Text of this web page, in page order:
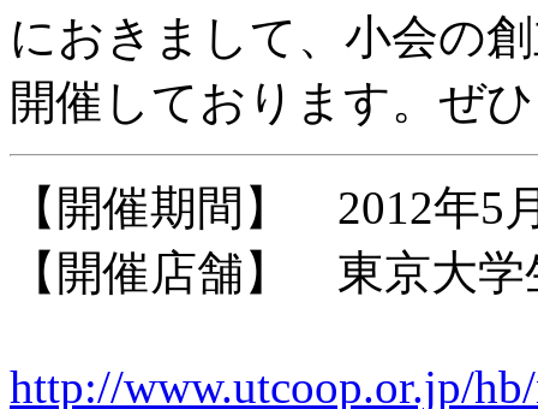
におきまして、小会の
開催しております。ぜ
【開催期間】 2012年5
【開催店舗】 東京大
http://www.utcoop.or.jp/